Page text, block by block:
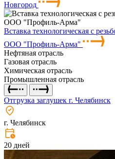
Новгород
Вставка технологическая с
ООО "Профиль-Арма"
Нефтяная отрасль
Газовая отрасль
Химическая отрасль
Промышленная отрасль
Отгрузка заглушек г. Челябинск
г. Челябинск
20 дней